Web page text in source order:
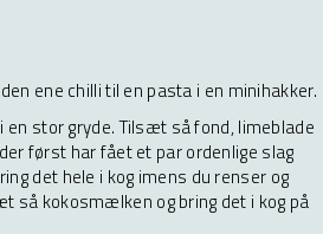
ene chilli til en pasta i en minihakker.
en stor gryde. Tilsæt så fond, limeblade
først har fået et par ordenlige slag
det hele i kog imens du renser og
så kokosmælken og bring det i kog på